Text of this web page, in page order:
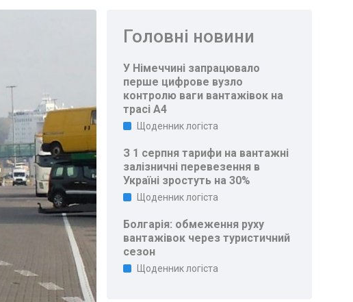
Головні новини
У Німеччині запрацювало
перше цифрове вузло
контролю ваги вантажівок на
трасі A4
Щоденник логіста
З 1 серпня тарифи на вантажні
залізничні перевезення в
Україні зростуть на 30%
Щоденник логіста
Болгарія: обмеження руху
вантажівок через туристичний
сезон
Щоденник логіста